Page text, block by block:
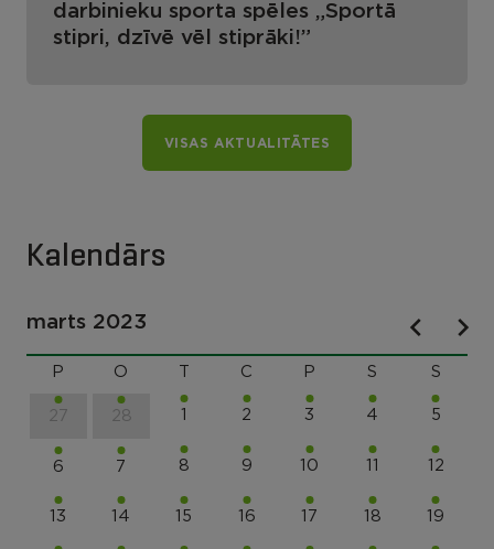
darbinieku sporta spēles „Sportā
stipri, dzīvē vēl stiprāki!”
VISAS AKTUALITĀTES
Kalendārs
marts 2023
P O C P S S
27 28 1 2 3 4 5
6 7 8 9 10 11 12
13 14 15 16 17 18 19